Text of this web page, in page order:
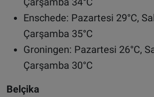
Enschede: Pazartesi 29°C,
Çarşamba 35°C
Groningen: Pazartesi 26°C,
Çarşamba 30°C
Belçika